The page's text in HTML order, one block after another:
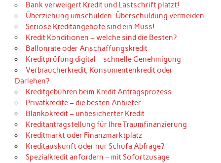
Bank verweigert Kredit und Lastschrift platzt!
Überziehung umschulden. Überschuldung vermeiden
Seriöse Kreditangebote sind ein Muss!
Kredit Konditionen – welche sind die Besten?
Ballonrate oder Anschaffungskredit
Kreditprüfung digital – schnelle Genehmigung
Verbraucherkredit, Konsumentenkredit oder
Darlehen?
Kreditgebühren beim Kredit Antragsprozess
Privatkredite – die besten Anbieter
Blankokredit – unbesicherter Kredit
Kreditantragstellung für Ihre Traumfinanzierung
Kreditmarkt oder Finanzmarktplatz
Kreditauskunft oder nur Schufa Abfrage?
Spezialkredit anfordern – mit Sofortzusage